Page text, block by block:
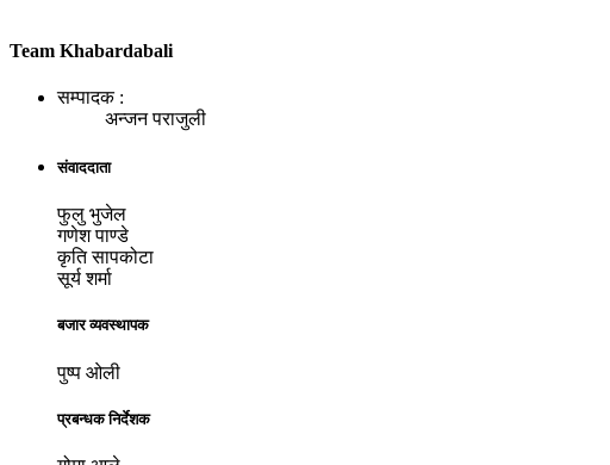
Team Khabardabali
सम्पादक :
अन्जन पराजुली
संवाददाता
फुलु भुजेल
गणेश पाण्डे
कृति सापकोटा
सूर्य शर्मा
बजार व्यवस्थापक
पुष्प ओली
प्रबन्धक निर्देशक